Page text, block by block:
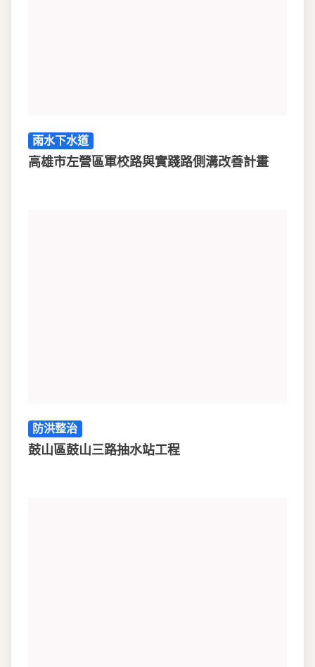
雨水下水道
高雄市左營區軍校路與實踐路側溝改善計畫
防洪整治
鼓山區鼓山三路抽水站工程